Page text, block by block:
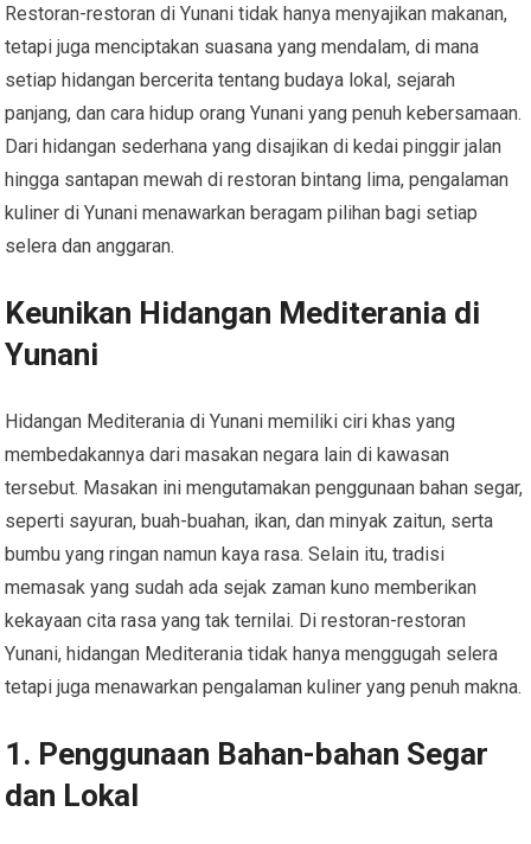
Restoran-restoran di Yunani tidak hanya menyajikan makanan,
tetapi juga menciptakan suasana yang mendalam, di mana
setiap hidangan bercerita tentang budaya lokal, sejarah
panjang, dan cara hidup orang Yunani yang penuh kebersamaan.
Dari hidangan sederhana yang disajikan di kedai pinggir jalan
hingga santapan mewah di restoran bintang lima, pengalaman
kuliner di Yunani menawarkan beragam pilihan bagi setiap
selera dan anggaran.
Keunikan Hidangan Mediterania di
Yunani
Hidangan Mediterania di Yunani memiliki ciri khas yang
membedakannya dari masakan negara lain di kawasan
tersebut. Masakan ini mengutamakan penggunaan bahan segar,
seperti sayuran, buah-buahan, ikan, dan minyak zaitun, serta
bumbu yang ringan namun kaya rasa. Selain itu, tradisi
memasak yang sudah ada sejak zaman kuno memberikan
kekayaan cita rasa yang tak ternilai. Di restoran-restoran
Yunani, hidangan Mediterania tidak hanya menggugah selera
tetapi juga menawarkan pengalaman kuliner yang penuh makna.
1. Penggunaan Bahan-bahan Segar
dan Lokal